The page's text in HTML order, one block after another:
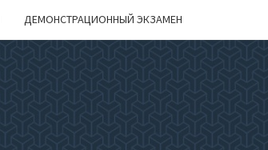
ДЕМОНСТРАЦИОННЫЙ ЭКЗАМЕН